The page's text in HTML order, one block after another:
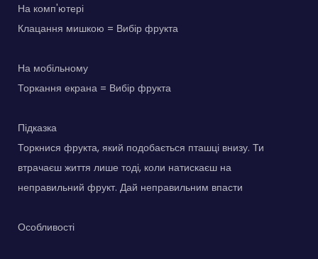
На комп'ютері
Клацання мишкою = Вибір фрукта
На мобільному
Торкання екрана = Вибір фрукта
Підказка
Торкнися фрукта, який подобається пташці внизу. Ти
втрачаєш життя лише тоді, коли натискаєш на
неправильний фрукт. Дай неправильним впасти
Особливості